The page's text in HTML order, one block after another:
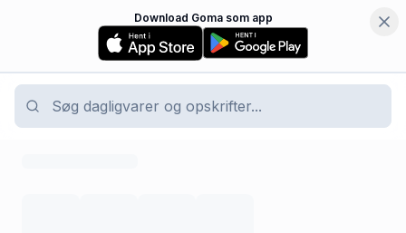
Download Goma som app